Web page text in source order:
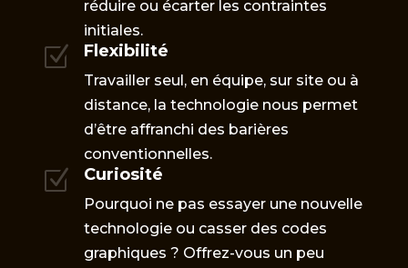
réduire ou écarter les contraintes
initiales.
Z Flexibilité
Travailler seul, en équipe, sur site ou à
distance, la technologie nous permet
d’être affranchi des barières
conventionnelles.
Z Curiosité
Pourquoi ne pas essayer une nouvelle
technologie ou casser des codes
graphiques ? Offrez-vous un peu